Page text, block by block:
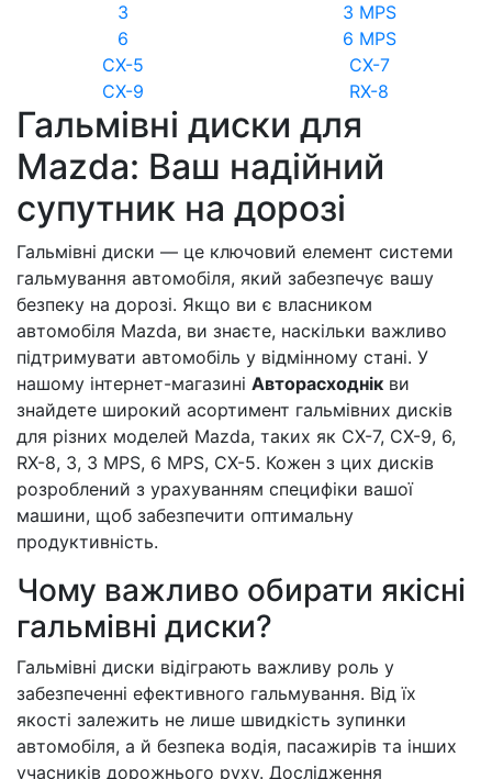
3
3 MPS
6
6 MPS
CX-5
CX-7
CX-9
RX-8
Гальмівні диски для
Mazda: Ваш надійний
супутник на дорозі
Гальмівні диски — це ключовий елемент системи
гальмування автомобіля, який забезпечує вашу
безпеку на дорозі. Якщо ви є власником
автомобіля Mazda, ви знаєте, наскільки важливо
підтримувати автомобіль у відмінному стані. У
нашому інтернет-магазині Авторасходнік ви
знайдете широкий асортимент гальмівних дисків
для різних моделей Mazda, таких як CX-7, CX-9, 6,
RX-8, 3, 3 MPS, 6 MPS, CX-5. Кожен з цих дисків
розроблений з урахуванням специфіки вашої
машини, щоб забезпечити оптимальну
продуктивність.
Чому важливо обирати якісні
гальмівні диски?
Гальмівні диски відіграють важливу роль у
забезпеченні ефективного гальмування. Від їх
якості залежить не лише швидкість зупинки
автомобіля, а й безпека водія, пасажирів та інших
учасників дорожнього руху. Дослідження